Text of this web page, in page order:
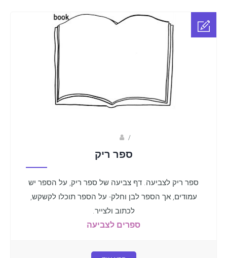
/
ספר ריק
ספר ריק לצביעה. דף צביעה של ספר ריק, על הספר יש
עמודים, אך הספר לבן וחלק- על הספר תוכלו לקשקש,
לכתוב ולצייר.
ספרים לצביעה